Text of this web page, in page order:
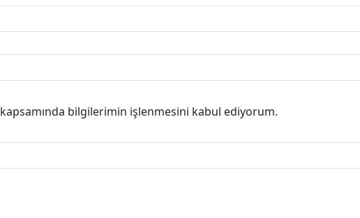
kapsamında bilgilerimin işlenmesini kabul ediyorum.